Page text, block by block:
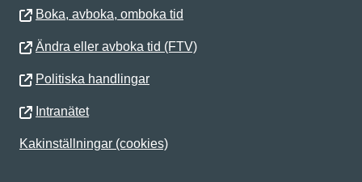
Boka, avboka, omboka tid
Ändra eller avboka tid (FTV)
Politiska handlingar
Intranätet
Kakinställningar (cookies)